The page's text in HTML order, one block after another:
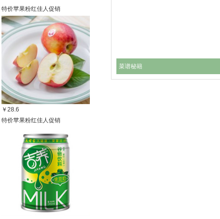
特价苹果粉红佳人促销
￥28.6
特价苹果粉红佳人促销
菜谱秘籍